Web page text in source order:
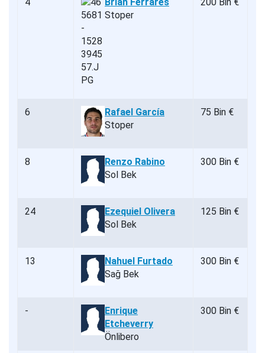
4
Brian Ferrares
Stoper
200 Bin €
6
Rafael García
Stoper
75 Bin €
8
Renzo Rabino
Sol Bek
300 Bin €
24
Ezequiel Olivera
Sol Bek
125 Bin €
13
Nahuel Furtado
Sağ Bek
300 Bin €
-
Enrique
Etcheverry
Önlibero
300 Bin €